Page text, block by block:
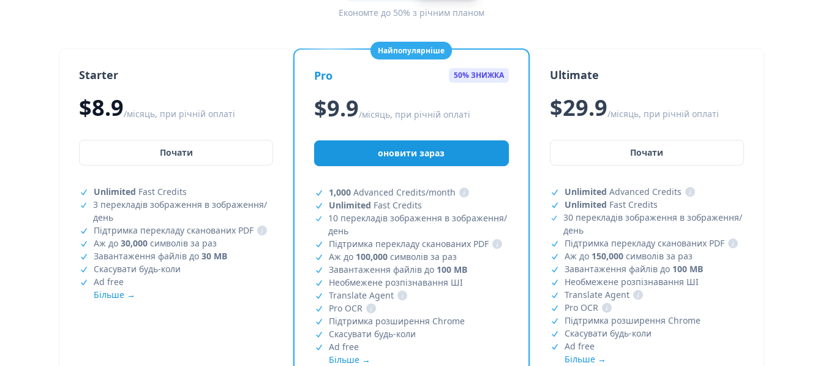
Економте до 50% з річним планом
Starter
$8.9/місяць, при річній оплаті
Почати
Unlimited Fast Credits
3 перекладів зображення в зображення/
день
Підтримка перекладу сканованих PDF
i
Аж до 30,000 символів за раз
Завантаження файлів до 30 MB
Скасувати будь-коли
Ad free
Більше →
Найпопулярніше
Pro 50% ЗНИЖКА
$9.9/місяць, при річній оплаті
оновити зараз
1,000 Advanced Credits/month
i
Unlimited Fast Credits
10 перекладів зображення в зображення/
день
Підтримка перекладу сканованих PDF
i
Аж до 100,000 символів за раз
Завантаження файлів до 100 MB
Необмежене розпізнавання ШІ
Translate Agent
i
Pro OCR
i
Підтримка розширення Chrome
Скасувати будь-коли
Ad free
Більше →
Ultimate
$29.9/місяць, при річній оплаті
Почати
Unlimited Advanced Credits
i
Unlimited Fast Credits
30 перекладів зображення в зображення/
день
Підтримка перекладу сканованих PDF
i
Аж до 150,000символів за раз
Завантаження файлів до 100 MB
Необмежене розпізнавання ШІ
Translate Agent
i
Pro OCR
i
Підтримка розширення Chrome
Скасувати будь-коли
Ad free
Більше →